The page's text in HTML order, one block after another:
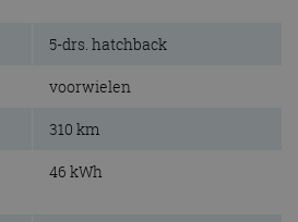
5-drs. hatchback
voorwielen
310 km
46 kWh